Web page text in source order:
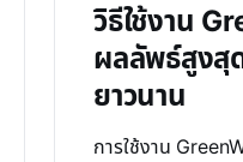
วิธีใช้งาน
ผลลัพธ์สูงสุ
ยาวนาน
การใช้งาน